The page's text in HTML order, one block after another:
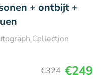
+ ontbijt +
Collection
€324 €249